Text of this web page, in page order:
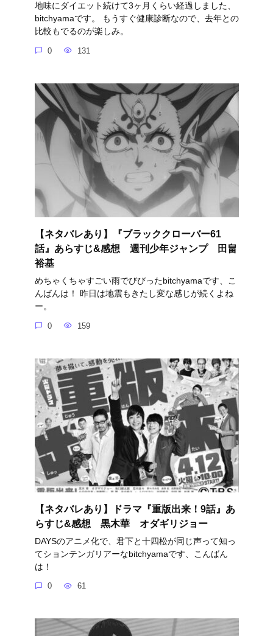
地味にダイエット続けて3ヶ月くらい経過しました、
bitchyamaです。 もうすぐ健康診断なので、去年との
比較もでるのが楽しみ。
0 131
【ネタバレあり】『ブラッククローバー61
話』あらすじ&感想 週刊少年ジャンプ 田畠
裕基
めちゃくちゃすごい雨でびびったbitchyamaです、こ
んばんは！ 昨日は地震もきたし変な感じが続くよね
ー。
0 159
【ネタバレあり】ドラマ『重版出来！9話』あ
らすじ&感想 黒木華 オダギリジョー
DAYSのアニメ化で、君下と十四松が同じ声って知っ
てションテンガリアーなbitchyamaです、こんばん
は！
0 61